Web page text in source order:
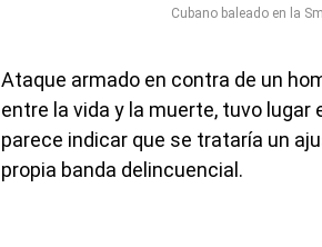
Cubano baleado en la
Ataque armado en contra de un
entre la vida y la muerte, tuvo lugar
parece indicar que se trataría un
propia banda delincuencial.